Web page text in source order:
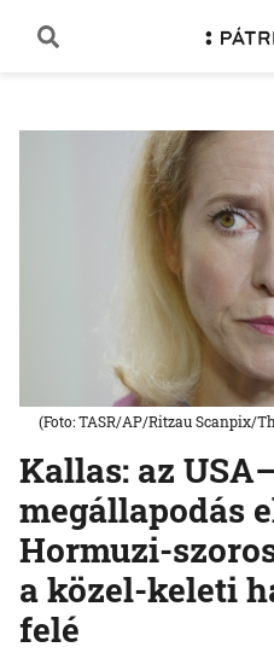
Kallas: az
megállapodás
Hormuzi-
a közel-keleti
felé
(Foto: TASR/AP/Ritzau Scanpix/